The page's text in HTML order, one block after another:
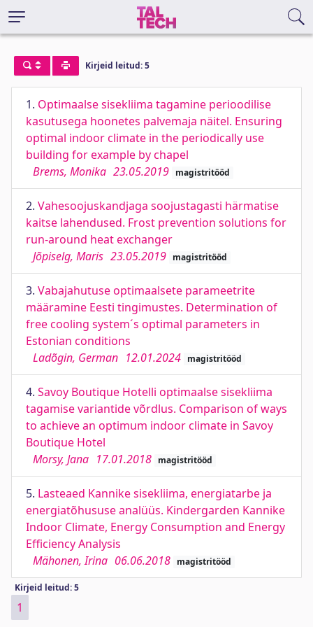
Kirjeid leitud: 5
1. Optimaalse sisekliima tagamine perioodilise
kasutusega hoonetes palvemaja näitel. Ensuring
optimal indoor climate in the periodically use
building for example by chapel
Brems, Monika 23.05.2019 magistritööd
2. Vahesoojuskandjaga soojustagasti härmatise
kaitse lahendused. Frost prevention solutions for
run-around heat exchanger
Jõpiselg, Maris 23.05.2019 magistritööd
3. Vabajahutuse optimaalsete parameetrite
määramine Eesti tingimustes. Determination of
free cooling system´s optimal parameters in
Estonian conditions
Ladõgin, German 12.01.2024 magistritööd
4. Savoy Boutique Hotelli optimaalse sisekliima
tagamise variantide võrdlus. Comparison of ways
to achieve an optimum indoor climate in Savoy
Boutique Hotel
Morsy, Jana 17.01.2018 magistritööd
5. Lasteaed Kannike sisekliima, energiatarbe ja
energiatõhususe analüüs. Kindergarden Kannike
Indoor Climate, Energy Consumption and Energy
Efficiency Analysis
Mähonen, Irina 06.06.2018 magistritööd
Kirjeid leitud: 5
1